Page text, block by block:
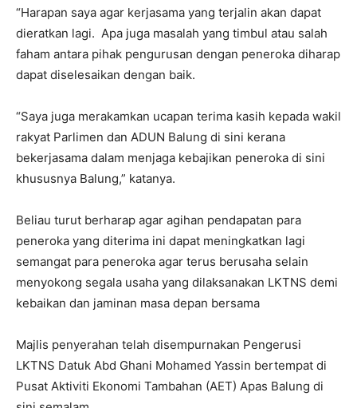
“Harapan saya agar kerjasama yang terjalin akan dapat
dieratkan lagi. Apa juga masalah yang timbul atau salah
faham antara pihak pengurusan dengan peneroka diharap
dapat diselesaikan dengan baik.
“Saya juga merakamkan ucapan terima kasih kepada wakil
rakyat Parlimen dan ADUN Balung di sini kerana
bekerjasama dalam menjaga kebajikan peneroka di sini
khususnya Balung,” katanya.
Beliau turut berharap agar agihan pendapatan para
peneroka yang diterima ini dapat meningkatkan lagi
semangat para peneroka agar terus berusaha selain
menyokong segala usaha yang dilaksanakan LKTNS demi
kebaikan dan jaminan masa depan bersama
Majlis penyerahan telah disempurnakan Pengerusi
LKTNS Datuk Abd Ghani Mohamed Yassin bertempat di
Pusat Aktiviti Ekonomi Tambahan (AET) Apas Balung di